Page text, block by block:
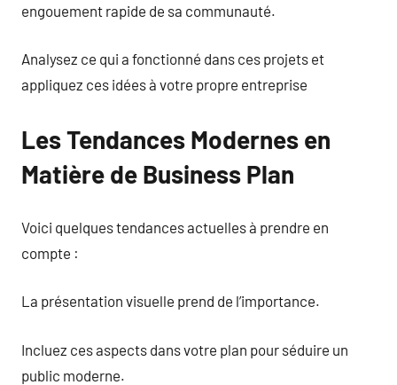
engouement rapide de sa communauté.
Analysez ce qui a fonctionné dans ces projets et
appliquez ces idées à votre propre entreprise
Les Tendances Modernes en
Matière de Business Plan
Voici quelques tendances actuelles à prendre en
compte :
La présentation visuelle prend de l’importance.
Incluez ces aspects dans votre plan pour séduire un
public moderne.